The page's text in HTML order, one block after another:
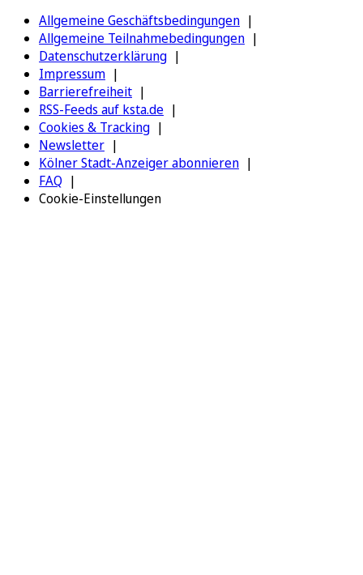
Allgemeine Geschäftsbedingungen
Allgemeine Teilnahmebedingungen
Datenschutzerklärung
Impressum
Barrierefreiheit
RSS-Feeds auf ksta.de
Cookies & Tracking
Newsletter
Kölner Stadt-Anzeiger abonnieren
FAQ
Cookie-Einstellungen